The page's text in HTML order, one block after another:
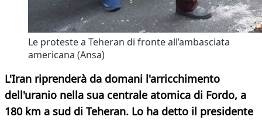
Le proteste a Teheran di fronte all’ambasciata
americana (Ansa)
L'Iran riprenderà da domani l'arricchimento
dell'uranio nella sua centrale atomica di Fordo, a
180 km a sud di Teheran. Lo ha detto il presidente